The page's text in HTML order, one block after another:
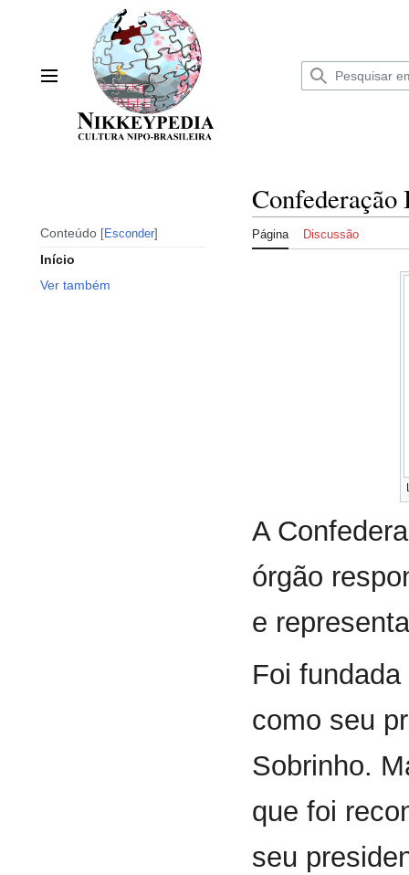
Menu principal
Conteúdo Esconder
Início
Ver também
Confederação
Página Discussão
A
órgão
e
Foi
como seu
Sobrinho.
que foi
seu